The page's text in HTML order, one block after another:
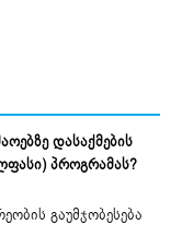
დასაქმების
პროგრამას?
გაუმჯობესება